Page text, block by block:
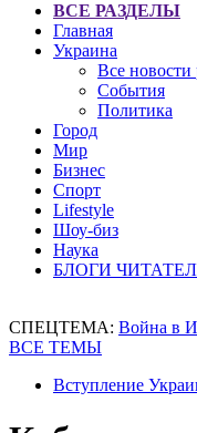
ВСЕ РАЗДЕЛЫ
Главная
Украина
Все новости
События
Политика
Город
Мир
Бизнес
Спорт
Lifestyle
Шоу-биз
Наука
БЛОГИ
СПЕЦТЕМА: Война в
ВСЕ ТЕМЫ
Вступление